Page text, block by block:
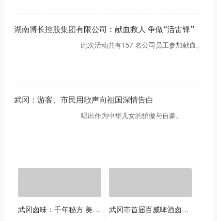
湖南博长控股集团有限公司：献血救人 争做“活雷锋”
此次活动共有157 名公司员工参加献血。
武冈：游客、市民用歌声向祖国深情告白
唱出作为中华儿女的骄傲与自豪。
武冈卤味：千年秘方 美味传承 武冈市首届百威啤酒卤菜节：催生千年古城“新活力”